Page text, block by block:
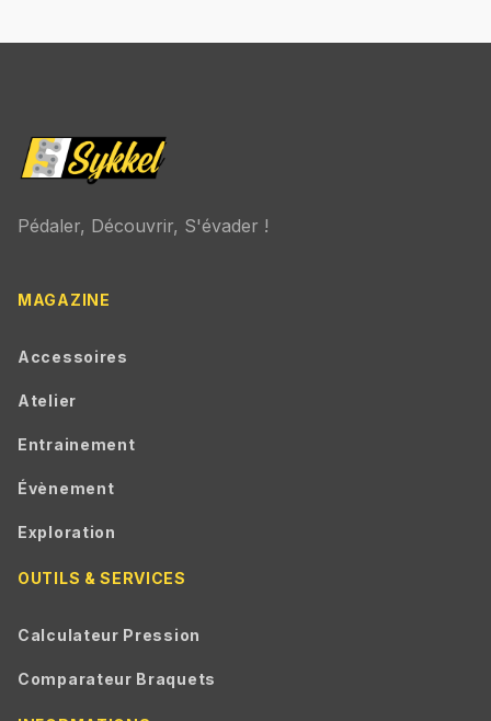
Pédaler, Découvrir, S'évader !
MAGAZINE
Accessoires
Atelier
Entrainement
Évènement
Exploration
OUTILS & SERVICES
Calculateur Pression
Comparateur Braquets